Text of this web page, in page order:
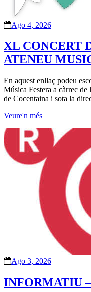
Ago 4, 2026
XL CONCERT
ATENEU
En aquest enllaç podeu
Música Festera a càrrec
de Cocentaina i sota la
Veure'n més
Ago 3, 2026
INFORMATIU –